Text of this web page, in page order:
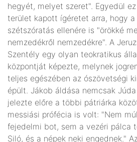
hegyét, melyet szeret". Egyedül
terület kapott ígéretet arra, hogy a
szétszóratás ellenére is "örökké
nemzedékről nemzedékre". A
Szentély egy olyan teokratikus
központját képezte, melynek
teljes egészében az ószövetségi
épült. Jákob áldása nemcsak
jelezte előre a többi pátriárka
messiási prófécia is volt: "Nem
fejedelmi bot, sem a vezéri pálca
Siló, és a népek neki engednek."